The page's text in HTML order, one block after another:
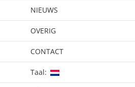
NIEUWS
OVERIG
CONTACT
Taal: